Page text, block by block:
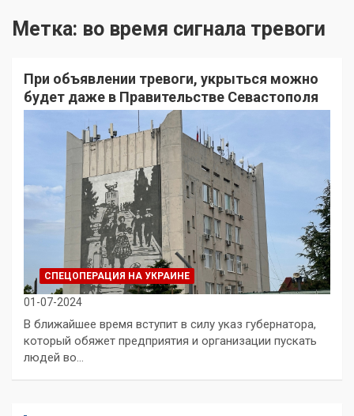
Метка: во время сигнала тревоги
При объявлении тревоги, укрыться можно
будет даже в Правительстве Севастополя
СПЕЦОПЕРАЦИЯ НА УКРАИНЕ
01-07-2024
В ближайшее время вступит в силу указ губернатора,
который обяжет предприятия и организации пускать
людей во…